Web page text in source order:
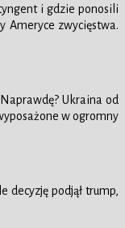
i gdzie ponosili
Ameryce zwycięstwa.
Ukraina od
w ogromny
decyzję podjął trump,